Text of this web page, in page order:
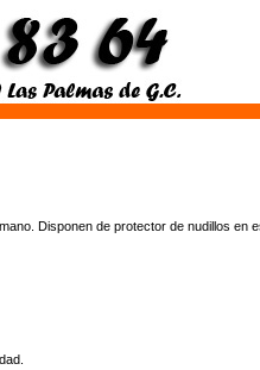
Disponen de protector de nudillos